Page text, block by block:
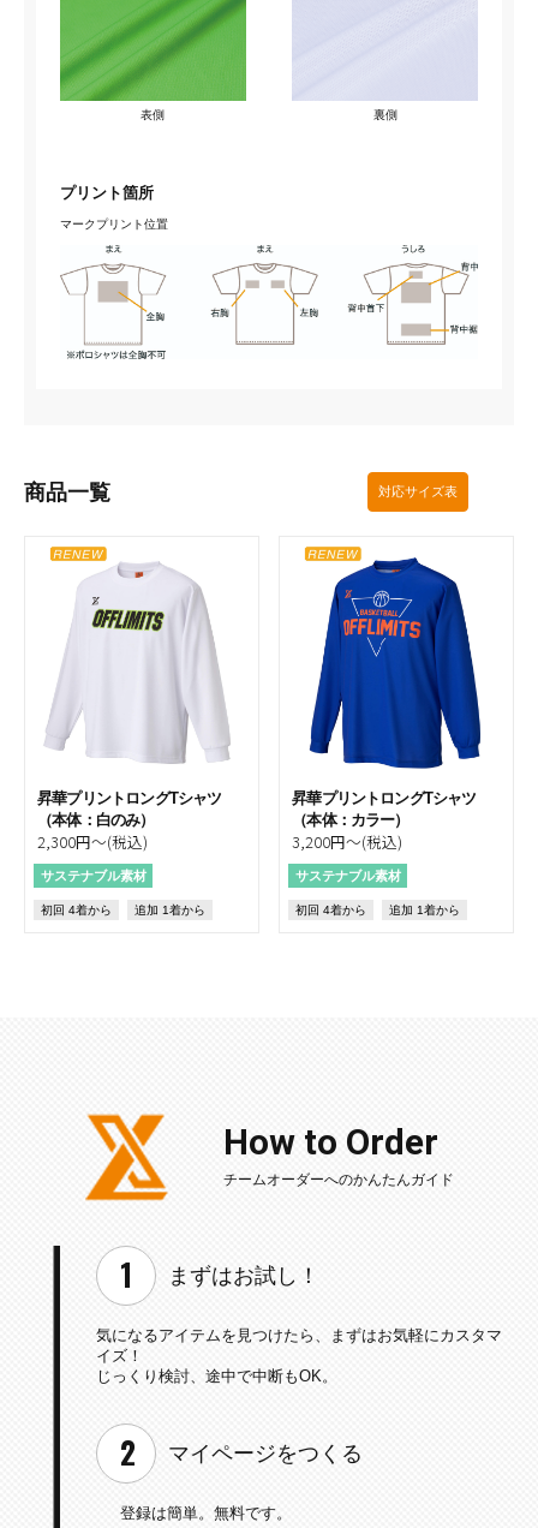
表側 裏側
プリント箇所
マークプリント位置
商品一覧 対応サイズ表
昇華プリントロングTシャツ
（本体：白のみ）
2,300円～(税込)
サステナブル素材
初回 4着から 追加 1着から
昇華プリントロングTシャツ
（本体：カラー）
3,200円～(税込)
サステナブル素材
初回 4着から 追加 1着から
How to Order
チームオーダーへのかんたんガイド
まずはお試し！
気になるアイテムを見つけたら、
まずはお気軽にカスタマ
イズ！
じっくり検討、途中で中断もOK。
マイページをつくる
登録は簡単。無料です。